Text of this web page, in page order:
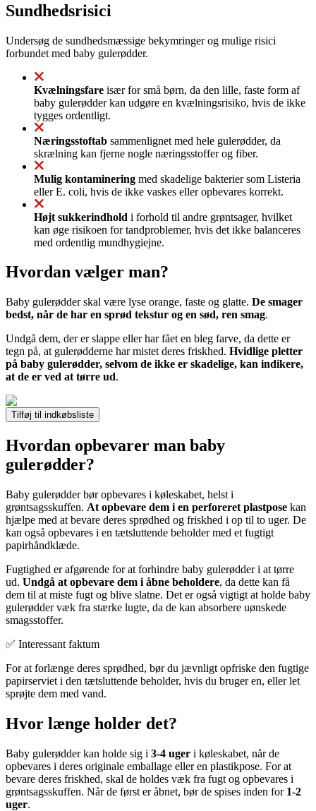
Sundhedsrisici
Undersøg de sundhedsmæssige bekymringer og mulige risici
forbundet med baby gulerødder.
Kvælningsfare især for små børn, da den lille, faste form af
baby gulerødder kan udgøre en kvælningsrisiko, hvis de ikke
tygges ordentligt.
Næringsstoftab sammenlignet med hele gulerødder, da
skrælning kan fjerne nogle næringsstoffer og fiber.
Mulig kontaminering med skadelige bakterier som Listeria
eller E. coli, hvis de ikke vaskes eller opbevares korrekt.
Højt sukkerindhold i forhold til andre grøntsager, hvilket
kan øge risikoen for tandproblemer, hvis det ikke balanceres
med ordentlig mundhygiejne.
Hvordan vælger man?
Baby gulerødder skal være lyse orange, faste og glatte. De smager
bedst, når de har en sprød tekstur og en sød, ren smag.
Undgå dem, der er slappe eller har fået en bleg farve, da dette er
tegn på, at gulerødderne har mistet deres friskhed. Hvidlige pletter
på baby gulerødder, selvom de ikke er skadelige, kan indikere,
at de er ved at tørre ud.
Tilføj til indkøbsliste
Hvordan opbevarer man baby
gulerødder?
Baby gulerødder bør opbevares i køleskabet, helst i
grøntsagsskuffen. At opbevare dem i en perforeret plastpose kan
hjælpe med at bevare deres sprødhed og friskhed i op til to uger. De
kan også opbevares i en tætsluttende beholder med et fugtigt
papirhåndklæde.
Fugtighed er afgørende for at forhindre baby gulerødder i at tørre
ud. Undgå at opbevare dem i åbne beholdere, da dette kan få
dem til at miste fugt og blive slatne. Det er også vigtigt at holde baby
gulerødder væk fra stærke lugte, da de kan absorbere uønskede
smagsstoffer.
✅ Interessant faktum
For at forlænge deres sprødhed, bør du jævnligt opfriske den fugtige
papirserviet i den tætsluttende beholder, hvis du bruger en, eller let
sprøjte dem med vand.
Hvor længe holder det?
Baby gulerødder kan holde sig i 3-4 uger i køleskabet, når de
opbevares i deres originale emballage eller en plastikpose. For at
bevare deres friskhed, skal de holdes væk fra fugt og opbevares i
grøntsagsskuffen. Når de først er åbnet, bør de spises inden for 1-2
uger.